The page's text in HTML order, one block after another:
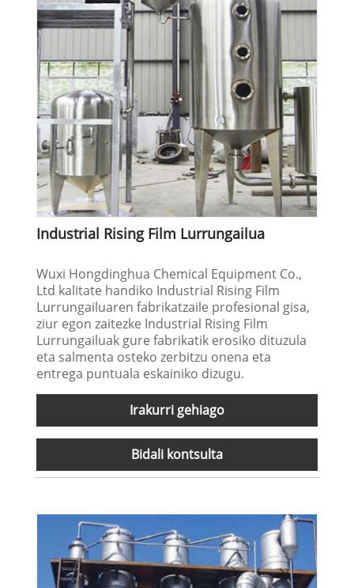
Industrial Rising Film Lurrungailua
Wuxi Hongdinghua Chemical Equipment Co.,
Ltd kalitate handiko Industrial Rising Film
Lurrungailuaren fabrikatzaile profesional gisa,
ziur egon zaitezke Industrial Rising Film
Lurrungailuak gure fabrikatik erosiko dituzula
eta salmenta osteko zerbitzu onena eta
entrega puntuala eskainiko dizugu.
Irakurri gehiago
Bidali kontsulta